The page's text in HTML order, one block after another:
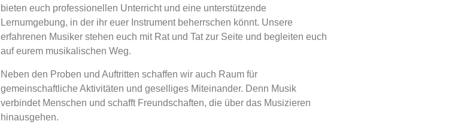
bieten euch professionellen Unterricht und eine unterstützende
Lernumgebung, in der ihr euer Instrument beherrschen könnt. Unsere
erfahrenen Musiker stehen euch mit Rat und Tat zur Seite und begleiten euch
auf eurem musikalischen Weg.
Neben den Proben und Auftritten schaffen wir auch Raum für
gemeinschaftliche Aktivitäten und geselliges Miteinander. Denn Musik
verbindet Menschen und schafft Freundschaften, die über das Musizieren
hinausgehen.